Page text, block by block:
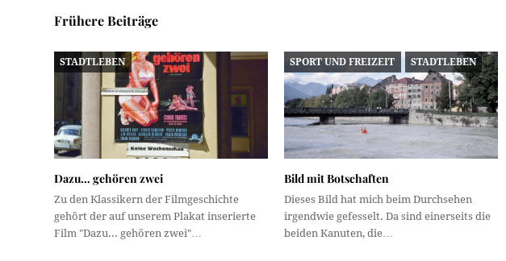
Frühere Beiträge
STADTLEBEN
Dazu… gehören zwei
Zu den Klassikern der Filmgeschichte
gehört der auf unserem Plakat inserierte
Film "Dazu... gehören zwei"…
SPORT UND FREIZEIT STADTLEBEN
Bild mit Botschaften
Dieses Bild hat mich beim Durchsehen
irgendwie gefesselt. Da sind einerseits die
beiden Kanuten, die…